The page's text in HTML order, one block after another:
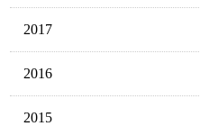
2017
2016
2015